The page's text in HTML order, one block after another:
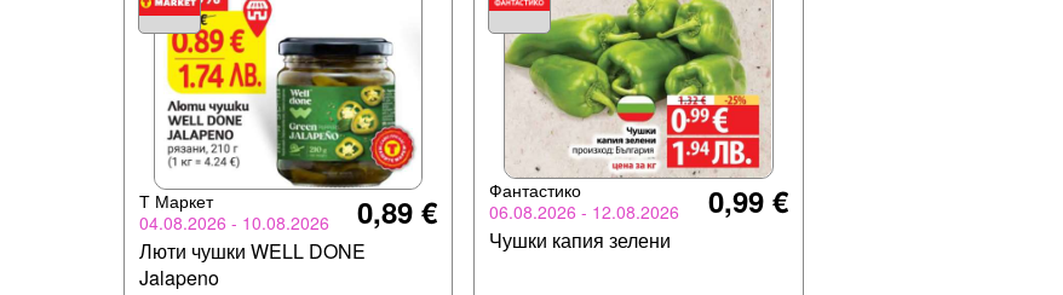
Т Маркет
04.08.2026 - 10.08.2026
0,89 €
Люти чушки WELL DONE
Jalapeno
Фантастико
06.08.2026 - 12.08.2026
0,99 €
Чушки капия зелени